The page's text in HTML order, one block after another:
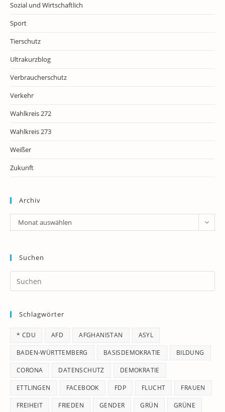
Sozial und Wirtschaftlich
Sport
Tierschutz
Ultrakurzblog
Verbraucherschutz
Verkehr
Wahlkreis 272
Wahlkreis 273
Weißer
Zukunft
Archiv
Archiv
Monat auswählen
Suchen
Schlagwörter
* CDU AFD AFGHANISTAN ASYL
BADEN-WÜRTTEMBERG BASISDEMOKRATIE BILDUNG
CORONA DATENSCHUTZ DEMOKRATIE
ETTLINGEN FACEBOOK FDP FLUCHT FRAUEN
FREIHEIT FRIEDEN GENDER GRÜN GRÜNE